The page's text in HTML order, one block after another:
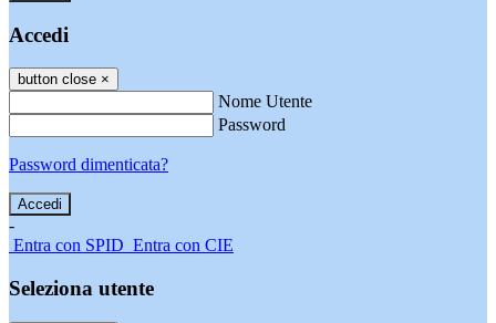
Accedi
button close ×
Nome Utente
Password
Password dimenticata?
-
Entra con SPID Entra con CIE
Seleziona utente